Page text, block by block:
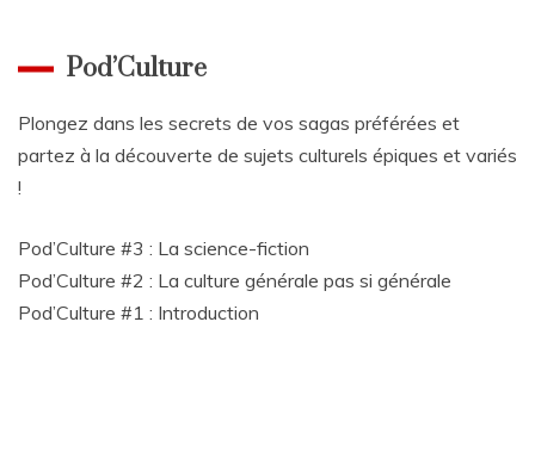
Pod’Culture
Plongez dans les secrets de vos sagas préférées et
partez à la découverte de sujets culturels épiques et variés
!
Pod’Culture #3 : La science-fiction
Pod’Culture #2 : La culture générale pas si générale
Pod’Culture #1 : Introduction